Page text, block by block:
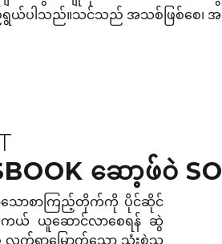
ည်ရွယ်ပါသည်။သင်သည် အသစ်ဖြစ်စေ၊ အ
ဆော့ဖ်ဝဲ
ာသောစာကြည့်တိုက်ကို ပိုင်ဆိုင်
ယ် ယူဆောင်လာစေရန် ဆွဲ
လက်ရာမြောက်သော သုံးစွဲသူ